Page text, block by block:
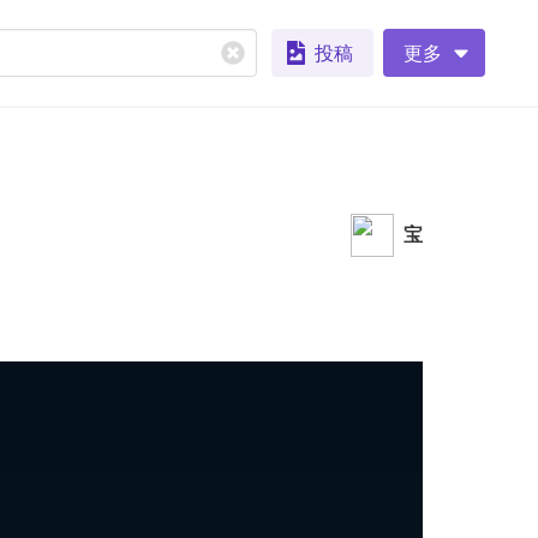
投稿 更多
宝